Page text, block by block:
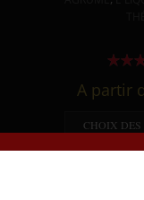
A partir
CHOIX DES